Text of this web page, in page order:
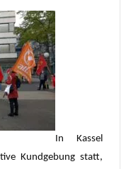
In Kassel
Kundgebung statt,